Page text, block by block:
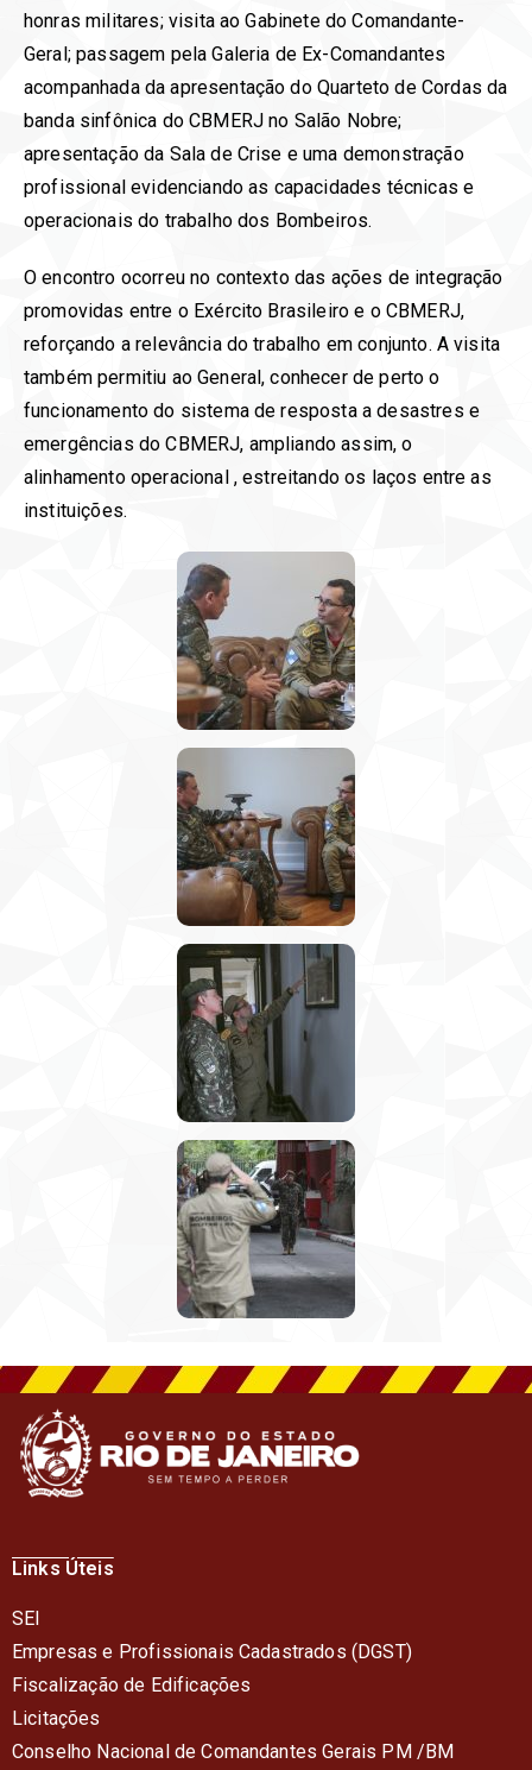
honras militares; visita ao Gabinete do Comandante-
Geral; passagem pela Galeria de Ex-Comandantes
acompanhada da apresentação do Quarteto de Cordas da
banda sinfônica do CBMERJ no Salão Nobre;
apresentação da Sala de Crise e uma demonstração
profissional evidenciando as capacidades técnicas e
operacionais do trabalho dos Bombeiros.
O encontro ocorreu no contexto das ações de integração
promovidas entre o Exército Brasileiro e o CBMERJ,
reforçando a relevância do trabalho em conjunto. A visita
também permitiu ao General, conhecer de perto o
funcionamento do sistema de resposta a desastres e
emergências do CBMERJ, ampliando assim, o
alinhamento operacional , estreitando os laços entre as
instituições.
Links Úteis
SEI
Empresas e Profissionais Cadastrados (DGST)
Fiscalização de Edificações
Licitações
Conselho Nacional de Comandantes Gerais PM /BM